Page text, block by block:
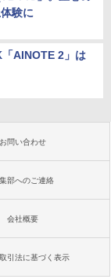
験に
AINOTE 2」は
お問い合わせ
部へのご連絡
会社概要
引法に基づく表示